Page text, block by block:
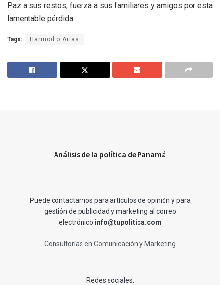
Paz a sus restos, fuerza a sus familiares y amigos por esta
lamentable pérdida.
Tags: Harmodio Arias
Análisis de la política de Panamá
Puede contactarnos para artículos de opinión y para
gestión de publicidad y marketing al correo
electrónico info@tupolitica.com
Consultorías en Comunicación y Marketing
Redes sociales: